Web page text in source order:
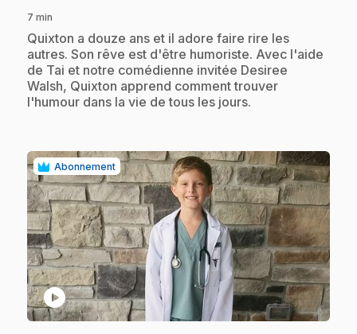
7 min
.Quixton a douze ans et il adore faire rire les
autres. Son rêve est d'être humoriste. Avec l'aide
de Tai et notre comédienne invitée Desiree
Walsh, Quixton apprend comment trouver
l'humour dans la vie de tous les jours.
Abonnement
play_circle